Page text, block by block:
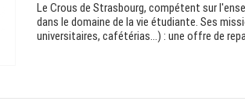
Le Crous de Strasbourg, compétent sur
dans le domaine de la vie étudiante. Ses
universitaires, cafétérias…) : une offre de